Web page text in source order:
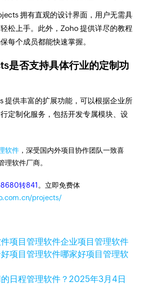
拥有直观的设计界面，用户无需具
松上手。此外，Zoho 提供详尽的教程
每个成员都能快速掌握。
是否支持具体行业的定制功
提供丰富的扩展功能，可以根据企业所
定制化服务，包括开发专属模块、设
软件 ，深受国内外项目协作团队一致喜
理软件厂商。
转841 。立即免费体
projects/
项目管理软件企业项目管理软件
项目管理软件哪家好项目管理软
日程管理软件？2025年3月4日